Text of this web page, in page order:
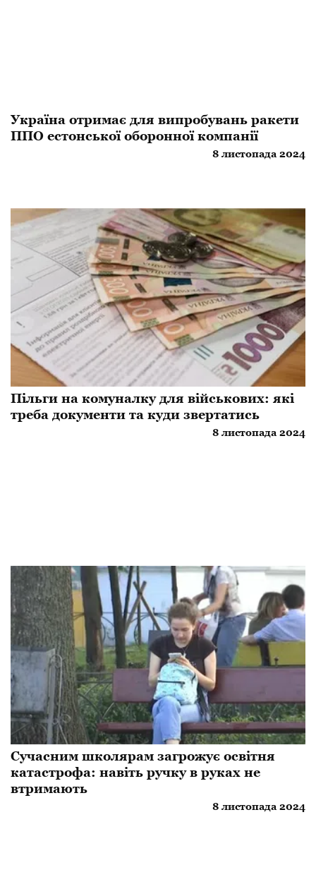
​Україна отримає для випробувань ракети
ППО естонської оборонної компанії
8 листопада 2024
Пільги на комуналку для військових: які
треба документи та куди звертатись
8 листопада 2024
Сучасним школярам загрожує освітня
катастрофа: навіть ручку в руках не
втримають
8 листопада 2024